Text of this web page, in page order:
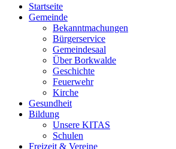
Startseite
Gemeinde
Bekanntmachungen
Bürgerservice
Gemeindesaal
Über Borkwalde
Geschichte
Feuerwehr
Kirche
Gesundheit
Bildung
Unsere KITAS
Schulen
Freizeit & Vereine